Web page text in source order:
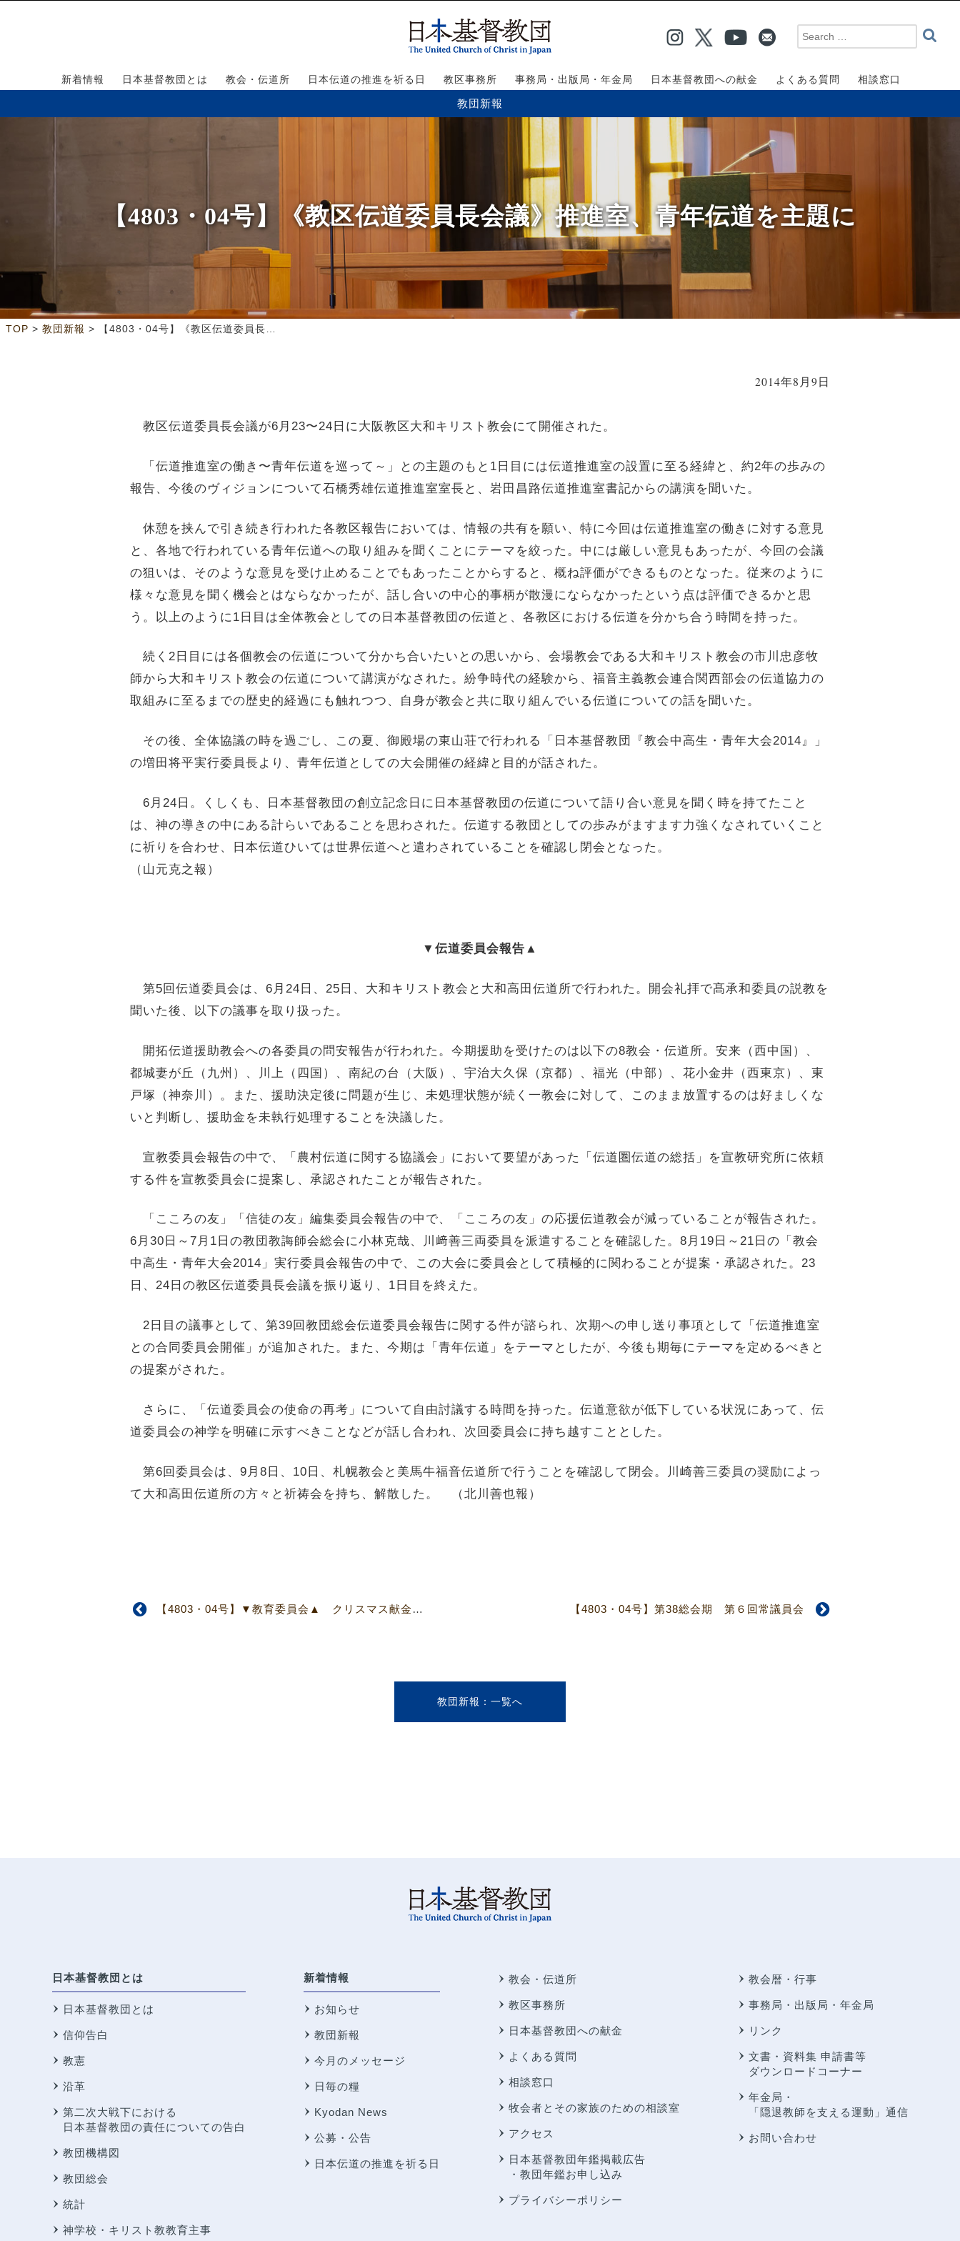
新着情報 日本基督教団とは 教会・伝道所 日本伝道の推進を祈る日 教区事務所 事務局・出版局・年金局 日本基督教団への献金 よくある質問 相談窓口
教団新報
【4803・04号】《教区伝道委員長会議》推進室、青年伝道を主題に
TOP > 教団新報 > 【4803・04号】《教区伝道委員長会議》推進室、青年伝道を主題に
2014年8月9日
教区伝道委員長会議が6月23〜24日に大阪教区大和キリスト教会にて開催された。
「伝道推進室の働き〜青年伝道を巡って～」との主題のもと1日目には伝道推進室の設置に至る経緯と、約2年の歩みの
報告、今後のヴィジョンについて石橋秀雄伝道推進室室長と、岩田昌路伝道推進室書記からの講演を聞いた。
休憩を挟んで引き続き行われた各教区報告においては、情報の共有を願い、特に今回は伝道推進室の働きに対する意見
と、各地で行われている青年伝道への取り組みを聞くことにテーマを絞った。中には厳しい意見もあったが、今回の会議
の狙いは、そのような意見を受け止めることでもあったことからすると、概ね評価ができるものとなった。従来のように
様々な意見を聞く機会とはならなかったが、話し合いの中心的事柄が散漫にならなかったという点は評価できるかと思
う。以上のように1日目は全体教会としての日本基督教団の伝道と、各教区における伝道を分かち合う時間を持った。
続く2日目には各個教会の伝道について分かち合いたいとの思いから、会場教会である大和キリスト教会の市川忠彦牧
師から大和キリスト教会の伝道について講演がなされた。紛争時代の経験から、福音主義教会連合関西部会の伝道協力の
取組みに至るまでの歴史的経過にも触れつつ、自身が教会と共に取り組んでいる伝道についての話を聞いた。
その後、全体協議の時を過ごし、この夏、御殿場の東山荘で行われる「日本基督教団『教会中高生・青年大会2014』」
の増田将平実行委員長より、青年伝道としての大会開催の経緯と目的が話された。
6月24日。くしくも、日本基督教団の創立記念日に日本基督教団の伝道について語り合い意見を聞く時を持てたこと
は、神の導きの中にある計らいであることを思わされた。伝道する教団としての歩みがますます力強くなされていくこと
に祈りを合わせ、日本伝道ひいては世界伝道へと遣わされていることを確認し閉会となった。
（山元克之報）
▼伝道委員会報告▲
第5回伝道委員会は、6月24日、25日、大和キリスト教会と大和高田伝道所で行われた。開会礼拝で髙承和委員の説教を
聞いた後、以下の議事を取り扱った。
開拓伝道援助教会への各委員の問安報告が行われた。今期援助を受けたのは以下の8教会・伝道所。安来（西中国）、
都城妻が丘（九州）、川上（四国）、南紀の台（大阪）、宇治大久保（京都）、福光（中部）、花小金井（西東京）、東
戸塚（神奈川）。また、援助決定後に問題が生じ、未処理状態が続く一教会に対して、このまま放置するのは好ましくな
いと判断し、援助金を未執行処理することを決議した。
宣教委員会報告の中で、「農村伝道に関する協議会」において要望があった「伝道圏伝道の総括」を宣教研究所に依頼
する件を宣教委員会に提案し、承認されたことが報告された。
「こころの友」「信徒の友」編集委員会報告の中で、「こころの友」の応援伝道教会が減っていることが報告された。
6月30日～7月1日の教団教誨師会総会に小林克哉、川﨑善三両委員を派遣することを確認した。8月19日～21日の「教会
中高生・青年大会2014」実行委員会報告の中で、この大会に委員会として積極的に関わることが提案・承認された。23
日、24日の教区伝道委員長会議を振り返り、1日目を終えた。
2日目の議事として、第39回教団総会伝道委員会報告に関する件が諮られ、次期への申し送り事項として「伝道推進室
との合同委員会開催」が追加された。また、今期は「青年伝道」をテーマとしたが、今後も期毎にテーマを定めるべきと
の提案がされた。
さらに、「伝道委員会の使命の再考」について自由討議する時間を持った。伝道意欲が低下している状況にあって、伝
道委員会の神学を明確に示すべきことなどが話し合われ、次回委員会に持ち越すこととした。
第6回委員会は、9月8日、10日、札幌教会と美馬牛福音伝道所で行うことを確認して閉会。川崎善三委員の奨励によっ
て大和高田伝道所の方々と祈祷会を持ち、解散した。 （北川善也報）
【4803・04号】▼教育委員会▲ クリスマス献金送付先を決定 【4803・04号】第38総会期 第６回常議員会
教団新報
日本基督教団とは
日本基督教団とは
信仰告白
教憲
沿革
第二次大戦下における
日本基督教団の責任についての告白
教団機構図
教団総会
統計
神学校・キリスト教教育主事
新着情報
お知らせ
教団新報
今月のメッセージ
日毎の糧
Kyodan News
公募・公告
日本伝道の推進を祈る日
教会・伝道所
教区事務所
日本基督教団への献金
よくある質問
相談窓口
牧会者とその家族のための相談室
アクセス
日本基督教団年鑑掲載広告
・教団年鑑お申し込み
プライバシーポリシー
教会暦・行事
事務局・出版局・年金局
リンク
文書・資料集 申請書等
ダウンロードコーナー
年金局・
「隠退教師を支える運動」通信
お問い合わせ